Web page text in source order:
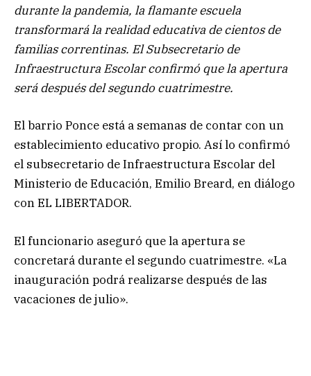
durante la pandemia, la flamante escuela
transformará la realidad educativa de cientos de
familias correntinas. El Subsecretario de
Infraestructura Escolar confirmó que la apertura
será después del segundo cuatrimestre.
El barrio Ponce está a semanas de contar con un
establecimiento educativo propio. Así lo confirmó
el subsecretario de Infraestructura Escolar del
Ministerio de Educación, Emilio Breard, en diálogo
con EL LIBERTADOR.
El funcionario aseguró que la apertura se
concretará durante el segundo cuatrimestre. «La
inauguración podrá realizarse después de las
vacaciones de julio».